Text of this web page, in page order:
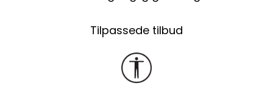
Tilpassede tilbud